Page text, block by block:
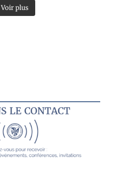
Voir plus